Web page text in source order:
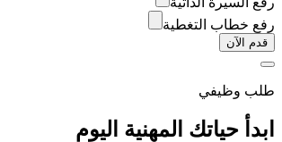
رفع خطاب التغطية
قدم الآن
طلب وظيفي
ابدأ حياتك المهنية اليوم